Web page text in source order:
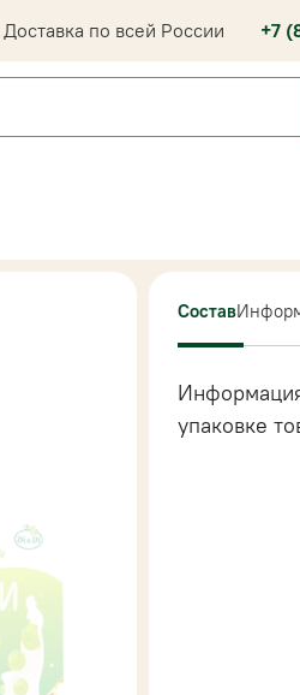
Доставка по всей России +7
Состав
упаковке